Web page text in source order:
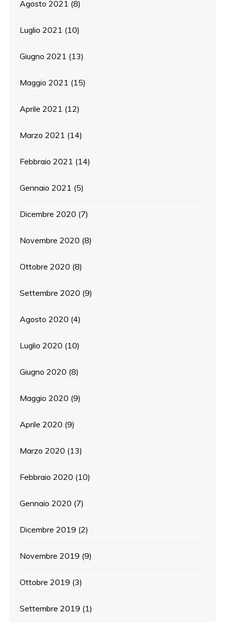
Agosto 2021 (8)
Luglio 2021 (10)
Giugno 2021 (13)
Maggio 2021 (15)
Aprile 2021 (12)
Marzo 2021 (14)
Febbraio 2021 (14)
Gennaio 2021 (5)
Dicembre 2020 (7)
Novembre 2020 (8)
Ottobre 2020 (8)
Settembre 2020 (9)
Agosto 2020 (4)
Luglio 2020 (10)
Giugno 2020 (8)
Maggio 2020 (9)
Aprile 2020 (9)
Marzo 2020 (13)
Febbraio 2020 (10)
Gennaio 2020 (7)
Dicembre 2019 (2)
Novembre 2019 (9)
Ottobre 2019 (3)
Settembre 2019 (1)